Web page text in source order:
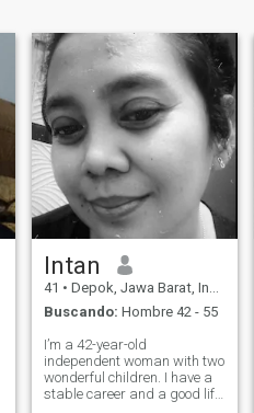
Intan
41 • Depok, Jawa Barat, Indonesia
Buscando: Hombre 42 - 55
I’m a 42-year-old
independent woman with two
wonderful children. I have a
stable career and a good life,